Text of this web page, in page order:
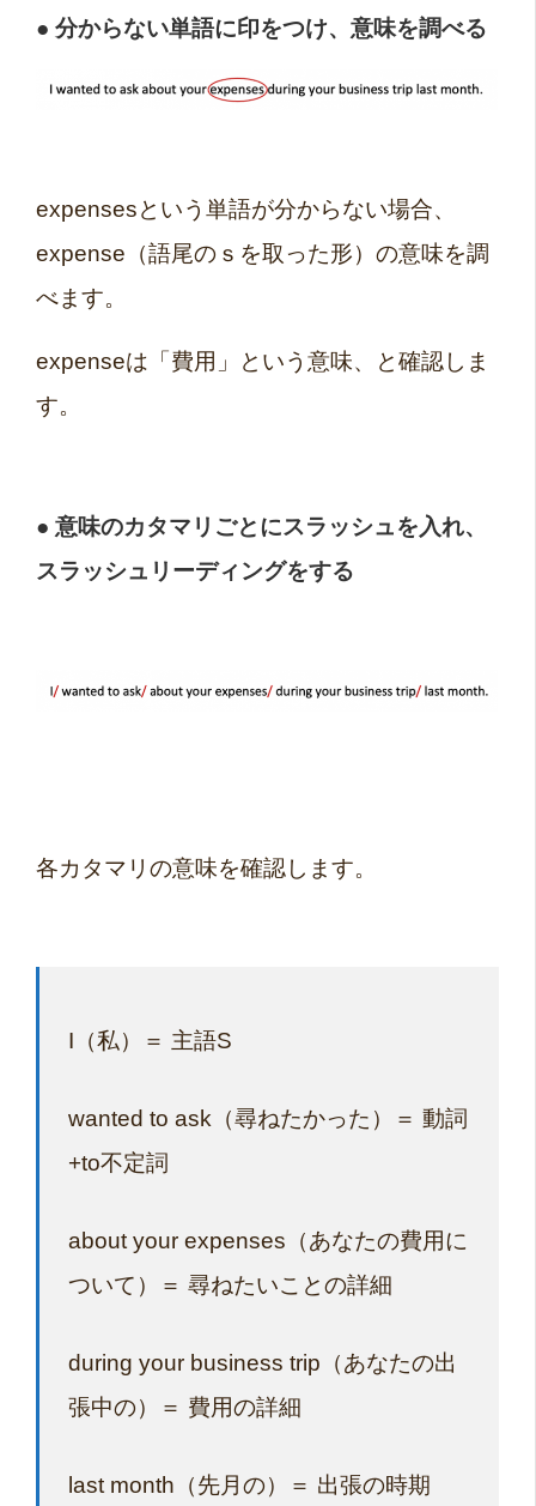
● 分からない単語に印をつけ、意味を調べる
expensesという単語が分からない場合、
expense（語尾のｓを取った形）の意味を調
べます。
expenseは「費用」という意味、と確認しま
す。
● 意味のカタマリごとにスラッシュを入れ、
スラッシュリーディングをする
各カタマリの意味を確認します。
I（私）＝ 主語S
wanted to ask（尋ねたかった）＝ 動詞
+to不定詞
about your expenses（あなたの費用に
ついて）＝ 尋ねたいことの詳細
during your business trip（あなたの出
張中の）＝ 費用の詳細
last month（先月の）＝ 出張の時期